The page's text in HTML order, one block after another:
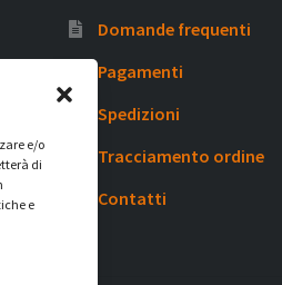
e/o
di
e
Domande frequenti
Pagamenti
Spedizioni
Tracciamento ordine
Contatti